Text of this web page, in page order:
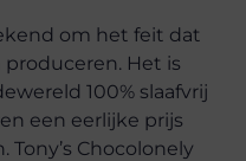
om het feit dat
Het is
100% slaafvrij
een eerlijke prijs
Chocolonely